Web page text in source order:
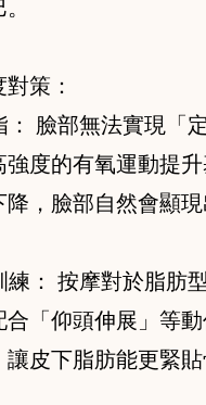
策：
： 臉部無法實現「
度的有氧運動提
，臉部自然會顯現
練： 按摩對於脂肪
合「仰頭伸展」等
皮下脂肪能更緊貼